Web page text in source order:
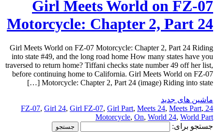
Girl Meets World on FZ-07
Motorcycle: Chapter 2, Part 24
Girl Meets World on FZ-07 Motorcycle: Chapter 2, Part 24 Riding
into state #49, and the long road home How many states have you
traversed to return home? Tiffani checks state number 49 off her list,
before continuing home to California. Girl Meets World on FZ-07
Motorcycle: Chapter 2, Part 24 (image) Riding into state […]
ماشین های جدید
24 FZ-07
, Girl 24, Girl FZ-07, Girl Part, Meets 24, Meets Part,
Motorcycle, On, World 24, World Part
جستجو برای: